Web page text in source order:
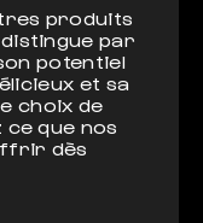
produits
par
potentiel
et sa
choix de
ce que nos
dès